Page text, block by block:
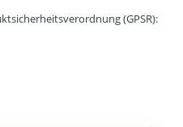
(GPSR):